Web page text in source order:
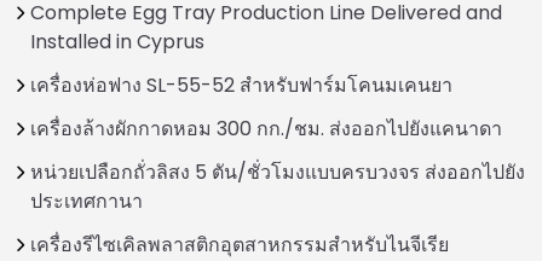
Complete Egg Tray Production Line Delivered and
Installed in Cyprus
เครื่องห่อฟาง SL-55-52 สำหรับฟาร์มโคนมเคนยา
เครื่องล้างผักกาดหอม 300 กก./ชม. ส่งออกไปยังแคนาดา
หน่วยเปลือกถั่วลิสง 5 ตัน/ชั่วโมงแบบครบวงจร ส่งออกไปยัง
ประเทศกานา
เครื่องรีไซเคิลพลาสติกอุตสาหกรรมสำหรับไนจีเรีย